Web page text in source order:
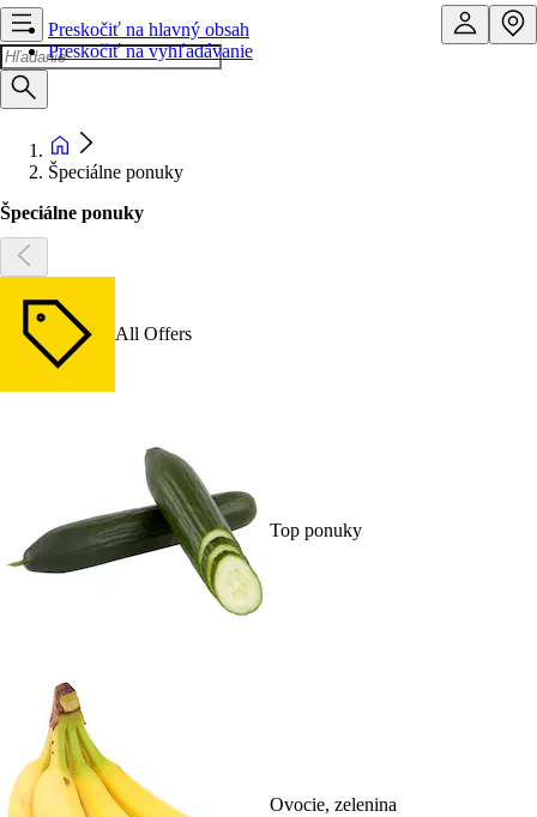
Preskočiť na hlavný obsah
Preskočiť na vyhľadávanie
Špeciálne ponuky
Špeciálne ponuky
All Offers
Top ponuky
Ovocie, zelenina